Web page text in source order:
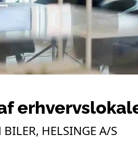
HELSINGE A/S